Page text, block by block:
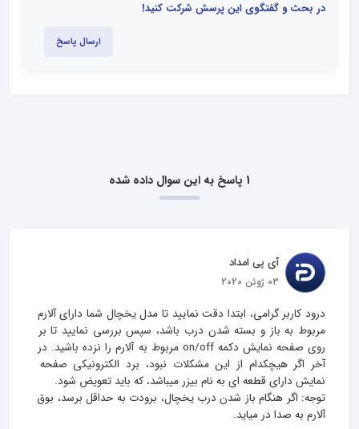
در بحث و گفتگوی این پرسش شرکت کنید!
ارسال پاسخ
1 پاسخ به این سوال داده شده
آی پی امداد
03 ژوئن 2020
درود کاربر گرامی، ابتدا دقت نمایید تا مدل یخچال شما دارای آلارم
مربوط به باز و بسته شدن درب باشد، سپس بررسی نمایید تا بر
روی صفحه نمایش دکمه on/off مربوط به آلارم را نزده باشید. در
آخر اگر هیچکدام از این مشکلات نبود، برد الکترونیکی صفحه
توجه: اگر هنگام باز شدن درب یخچال، برودت به حداقل برسد، بوق
آلارم به صدا در میاید.